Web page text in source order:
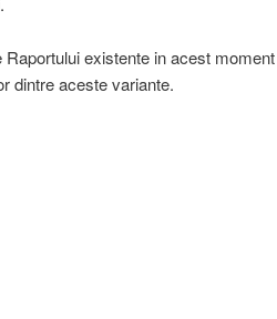
existente in acest
dintre aceste variante.